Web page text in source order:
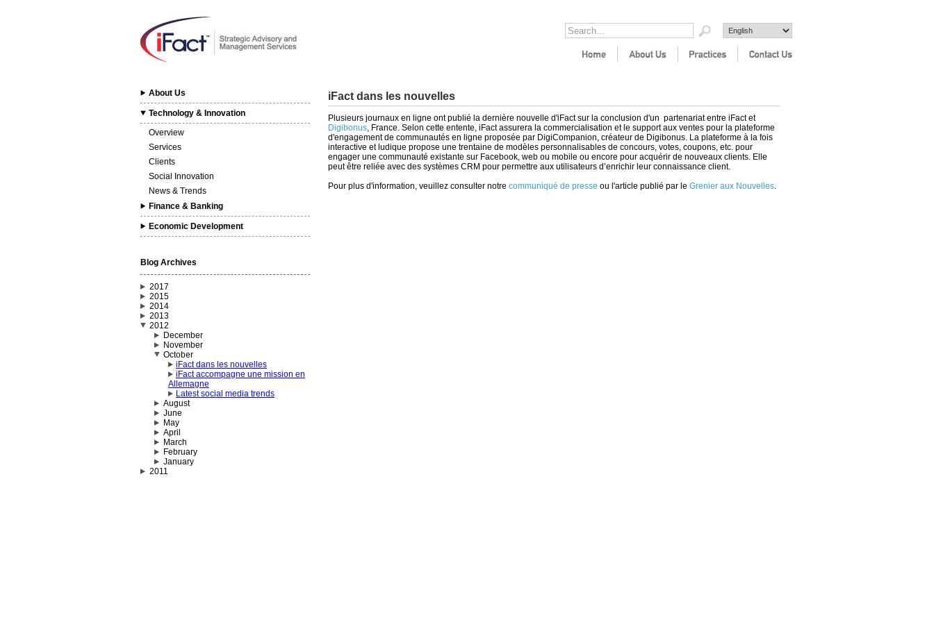
About Us
Technology & Innovation
Overview
Services
Clients
Social Innovation
News & Trends
Finance & Banking
Economic Development
Blog Archives
2017
2015
2014
2013
2012
December
November
October
iFact dans les nouvelles
iFact accompagne une mission en
Allemagne
Latest social media trends
August
June
May
April
March
February
January
2011
iFact dans les nouvelles
Plusieurs journaux en ligne ont publié la dernière nouvelle d'iFact sur la conclusion d'un partenariat entre iFact et
Digibonus, France. Selon cette entente, iFact assurera la commercialisation et le support aux ventes pour la plateforme
d'engagement de communautés en ligne proposée par DigiCompanion, créateur de Digibonus. La plateforme à la fois
interactive et ludique propose une trentaine de modèles personnalisables de concours, votes, coupons, etc. pour
engager une communauté existante sur Facebook, web ou mobile ou encore pour acquérir de nouveaux clients. Elle
peut être reliée avec des systèmes CRM pour permettre aux utilisateurs d’enrichir leur connaissance client.
Pour plus d'information, veuillez consulter notre communiqué de presse ou l'article publié par le Grenier aux Nouvelles.